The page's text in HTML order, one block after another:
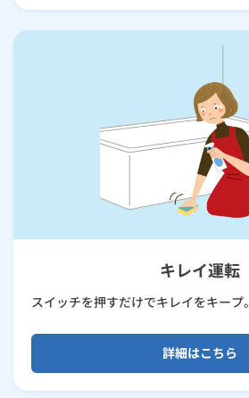
キレイ運転
スイッチを押すだけでキレイをキープ。
詳細はこちら